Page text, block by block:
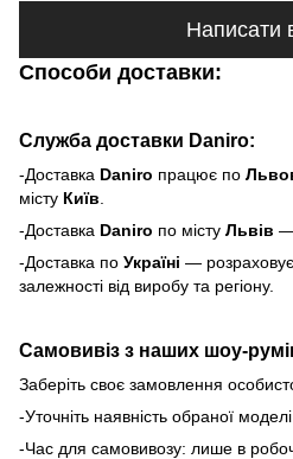
Написати
Способи доставки:
Служба доставки Daniro:
-Доставка Daniro працює по
місту Київ
-Доставка Daniro по місту Львів —
-Доставка по Україні —
залежності від виробу та регіону.
Самовивіз з наших шоу-
Заберіть своє замовлення
-Уточніть наявність обраної
-Час для самовивозу: лише в